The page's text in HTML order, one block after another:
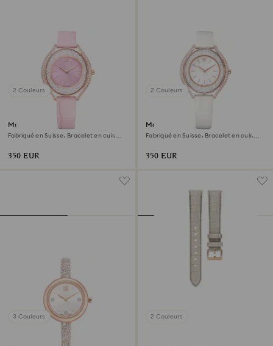
2 Couleurs
Montre Crystalline aura
Fabriqué en Suisse, Bracelet en cuir,
350 EUR
2 Couleurs
Montre Crystalline aura
Fabriqué en Suisse, Bracelet en cuir,
350 EUR
3 Couleurs 2 Couleurs